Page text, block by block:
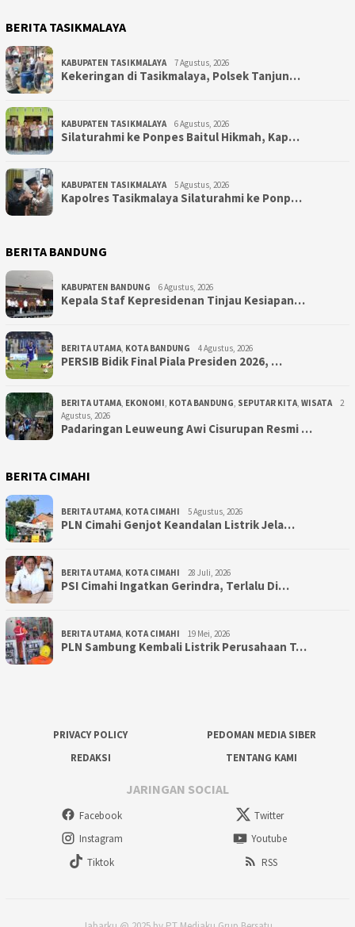
BERITA TASIKMALAYA
KABUPATEN TASIKMALAYA 7 Agustus, 2026
Kekeringan di Tasikmalaya, Polsek Tanjun…
KABUPATEN TASIKMALAYA 6 Agustus, 2026
Silaturahmi ke Ponpes Baitul Hikmah, Kap…
KABUPATEN TASIKMALAYA 5 Agustus, 2026
Kapolres Tasikmalaya Silaturahmi ke Ponp…
BERITA BANDUNG
KABUPATEN BANDUNG 6 Agustus, 2026
Kepala Staf Kepresidenan Tinjau Kesiapan…
BERITA UTAMA, KOTA BANDUNG 4 Agustus, 2026
PERSIB Bidik Final Piala Presiden 2026, …
BERITA UTAMA, EKONOMI, KOTA BANDUNG, SEPUTAR KITA, WISATA
2
Agustus, 2026
Padaringan Leuweung Awi Cisurupan Resmi …
BERITA CIMAHI
BERITA UTAMA, KOTA CIMAHI 5 Agustus, 2026
PLN Cimahi Genjot Keandalan Listrik Jela…
BERITA UTAMA, KOTA CIMAHI 28 Juli, 2026
PSI Cimahi Ingatkan Gerindra, Terlalu Di…
BERITA UTAMA, KOTA CIMAHI 19 Mei, 2026
PLN Sambung Kembali Listrik Perusahaan T…
PRIVACY POLICY
PEDOMAN MEDIA SIBER
REDAKSI
TENTANG KAMI
JARINGAN SOCIAL
Facebook
Twitter
Instagram
Youtube
Tiktok
RSS